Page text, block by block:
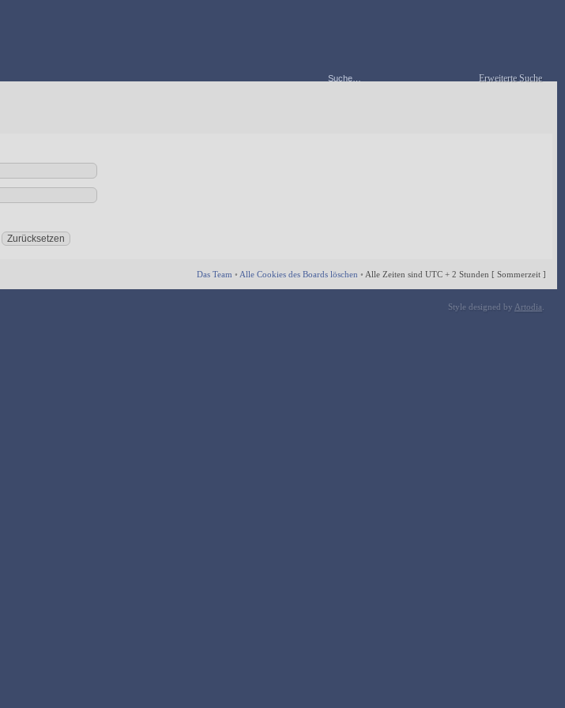
Erweiterte Suche
Das Team • Alle Cookies des Boards löschen • Alle Zeiten sind UTC + 2 Stunden [ Sommerzeit ]
Style designed by Artodia